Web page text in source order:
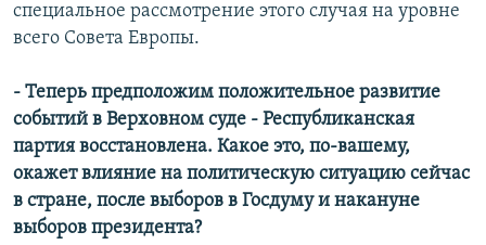
специальное рассмотрение этого случая на уровне
всего Совета Европы.
- Теперь предположим положительное развитие
событий в Верховном суде - Республиканская
партия восстановлена. Какое это, по-вашему,
окажет влияние на политическую ситуацию сейчас
в стране, после выборов в Госдуму и накануне
выборов президента?